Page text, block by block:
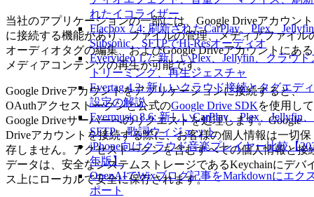
れたイコライザー
Flacbox 7.4: 刷新されたCarPlay、Plex、
Subsonic、SFTPでHi-Resオーディオ
Evervideo 1.7: 新しいPlex、Jellyfin、クラウド
トリーミング、再生ジェスチャ
Evertag 4.2: 新しいクラウド接続とタグエデ
設定の解説
Evermusic 8.6: 新しいCarPlay、Plex、Jellyfin、
SFTP、歌詞ウィジェット
iPhone向けクラウド音楽プレイヤー比較【
年版】
OpenAIでWixブログ記事をMarkdownにエク
ポート
当社のアプリケーションの一部には、Google Driveアカウント
に接続する機能があり、ファイルの管理、メディアファイル
オーディオタグの編集、およびGoogle Driveアカウントにある
メディアコンテンツの再生が可能です。
Google Driveアカウントをアプリケーションに接続すると、
OAuthアクセストークンと公式のGoogle Drive SDKを使用して
Google Driveサーバーへのリクエストを処理します。Google
Driveアカウントを接続する際に、お客様の個人情報は一切保
存しません。アクセストークンを含むすべての個人情報と接
データは、安全なシステムストレージであるKeychainにデバ
ス上にローカルで安全に保存されます。